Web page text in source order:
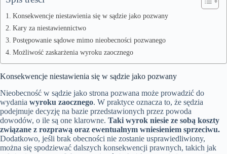
Konsekwencje niestawienia się w sądzie jako pozwany
Kary za niestawiennictwo
Postępowanie sądowe mimo nieobecności pozwanego
Możliwość zaskarżenia wyroku zaocznego
Konsekwencje niestawienia się w sądzie jako pozwany
Nieobecność w sądzie jako strona pozwana może prowadzić do
wydania wyroku zaocznego. W praktyce oznacza to, że sędzia
podejmuje decyzję na bazie przedstawionych przez powoda
dowodów, o ile są one klarowne. Taki wyrok niesie ze sobą koszty
związane z rozprawą oraz ewentualnym wniesieniem sprzeciwu.
Dodatkowo, jeśli brak obecności nie zostanie usprawiedliwiony,
można się spodziewać dalszych konsekwencji prawnych, takich jak